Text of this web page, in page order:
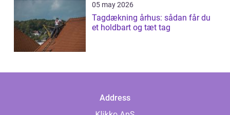
05 may 2026
Tagdækning århus: sådan får du
et holdbart og tæt tag
Address